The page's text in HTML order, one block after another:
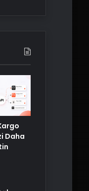
Daha